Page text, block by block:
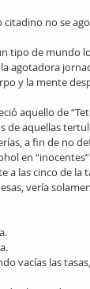
no se
tipo de mundo
agotadora
y la mente
aquello de
de aquellas
a fin de no
en
a las cinco de la
vería
vacías las